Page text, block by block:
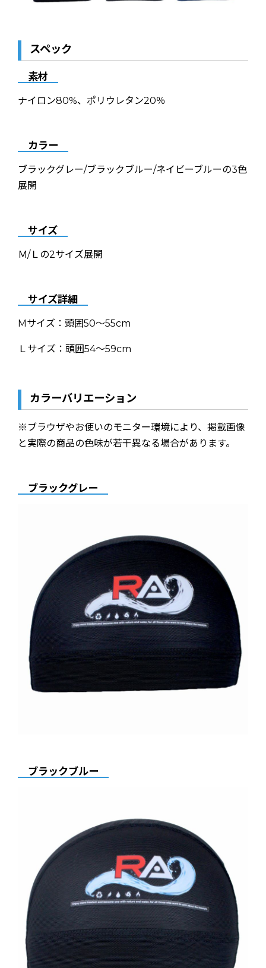
スペック
素材
ナイロン80%、ポリウレタン20％
カラー
ブラックグレー/ブラックブルー/ネイビーブルーの3色
展開
サイズ
Ｍ/Ｌの2サイズ展開
サイズ詳細
Mサイズ：頭囲50〜55cm
Ｌサイズ：頭囲54〜59cm
カラーバリエーション
※ブラウザやお使いのモニター環境により、掲載画像
と実際の商品の色味が若干異なる場合があります。
ブラックグレー
ブラックブルー